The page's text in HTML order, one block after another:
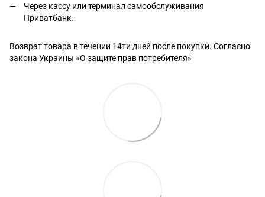
Через кассу или терминал самообслуживания
Приватбанк.
Возврат товара в течении 14ти дней после покупки. Согласно
закона Украины «О защите прав потребителя»